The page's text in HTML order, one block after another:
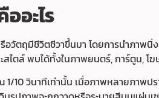
อะไร
ตถุมีชีวิตชีวาขึ้นมา โดยการนำภาพนิ่
ไตล์ พบได้ทั้งในภาพยนตร์, การ์ตูน, โ
1/10 วินาทีเท่านั้น เมื่อภาพหลายภาพ